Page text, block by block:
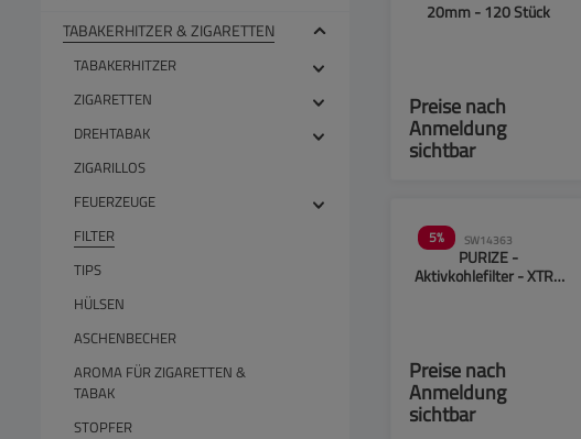
TABAKERHITZER & ZIGARETTEN
TABAKERHITZER
ZIGARETTEN
DREHTABAK
ZIGARILLOS
FEUERZEUGE
FILTER
TIPS
HÜLSEN
ASCHENBECHER
AROMA FÜR ZIGARETTEN &
TABAK
STOPFER
20mm - 120 Stück
Preise nach
Anmeldung
sichtbar
5% SW14363
PURIZE -
Aktivkohlefilter - XTRA
Preise nach
Anmeldung
sichtbar